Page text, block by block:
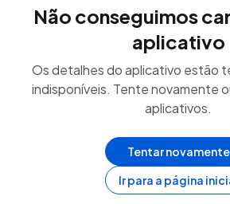
Não conseguimos
aplicativo
Os detalhes do aplicativo estão
indisponíveis. Tente novamente
aplicativos.
Tentar novamente
Ir para a página